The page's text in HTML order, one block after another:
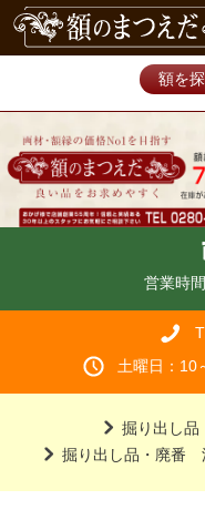
額を
営業時
土曜日：10
掘り出し
掘り出し品・廃番